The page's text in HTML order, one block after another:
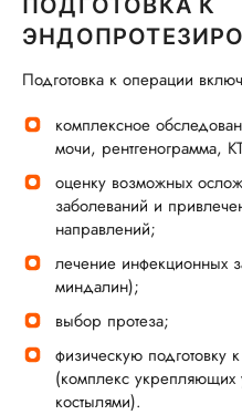
ПОДГОТОВКА К
Подготовка к операции
комплексное
мочи, рентгенограмма,
оценку возможных
заболеваний и
направлений;
лечение инфекционных
миндалин);
выбор протеза;
физическую подготовку
(комплекс
костылями).